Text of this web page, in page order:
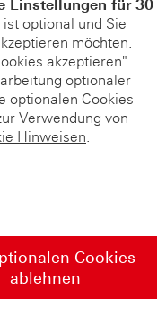
Einstellungen für 30
optional und Sie
möchten.
akzeptieren".
optionaler
optionalen Cookies
Verwendung von
Hinweisen.
Cookies
ablehnen